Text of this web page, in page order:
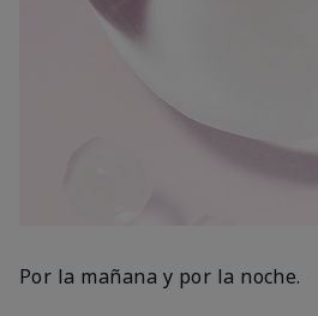
Por la mañana y por la noche.